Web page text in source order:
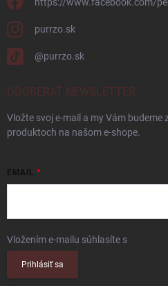
purrzo.sk
@purrzo.sk
ODOBERAŤ NEWSLETTER
Vložte svoj e-mail a my Vám
produktoch na našom e-shope.
EMAIL
Vložením e-mailu súhlasíte s
Prihlásiť sa